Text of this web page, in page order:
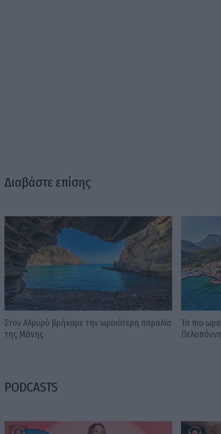
Διαβάστε επίσης
Στον Αλμυρό βρήκαμε την ωραιότερη παραλία
της Μάνης
Τα πιο
PODCASTS